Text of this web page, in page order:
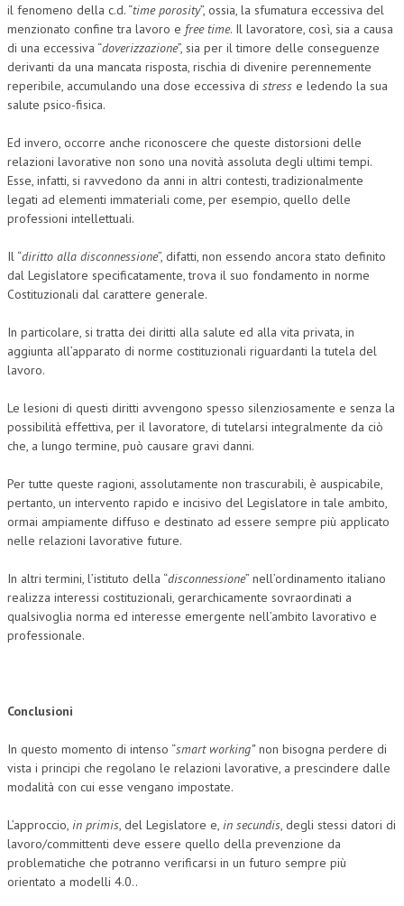
il fenomeno della c.d. “time porosity”, ossia, la sfumatura eccessiva del
menzionato confine tra lavoro e free time. Il lavoratore, così, sia a causa
di una eccessiva “doverizzazione”, sia per il timore delle conseguenze
derivanti da una mancata risposta, rischia di divenire perennemente
reperibile, accumulando una dose eccessiva di stress e ledendo la sua
salute psico-fisica.
Ed invero, occorre anche riconoscere che queste distorsioni delle
relazioni lavorative non sono una novità assoluta degli ultimi tempi.
Esse, infatti, si ravvedono da anni in altri contesti, tradizionalmente
legati ad elementi immateriali come, per esempio, quello delle
professioni intellettuali.
Il “diritto alla disconnessione”, difatti, non essendo ancora stato definito
dal Legislatore specificatamente, trova il suo fondamento in norme
Costituzionali dal carattere generale.
In particolare, si tratta dei diritti alla salute ed alla vita privata, in
aggiunta all’apparato di norme costituzionali riguardanti la tutela del
lavoro.
Le lesioni di questi diritti avvengono spesso silenziosamente e senza la
possibilità effettiva, per il lavoratore, di tutelarsi integralmente da ciò
che, a lungo termine, può causare gravi danni.
Per tutte queste ragioni, assolutamente non trascurabili, è auspicabile,
pertanto, un intervento rapido e incisivo del Legislatore in tale ambito,
ormai ampiamente diffuso e destinato ad essere sempre più applicato
nelle relazioni lavorative future.
In altri termini, l’istituto della “disconnessione” nell’ordinamento italiano
realizza interessi costituzionali, gerarchicamente sovraordinati a
qualsivoglia norma ed interesse emergente nell’ambito lavorativo e
professionale.
Conclusioni
In questo momento di intenso “smart working”non bisogna perdere di
vista i principi che regolano le relazioni lavorative, a prescindere dalle
modalità con cui esse vengano impostate.
L’approccio, in primis, del Legislatore e, in secundis, degli stessi datori di
lavoro/committenti deve essere quello della prevenzione da
problematiche che potranno verificarsi in un futuro sempre più
orientato a modelli 4.0..